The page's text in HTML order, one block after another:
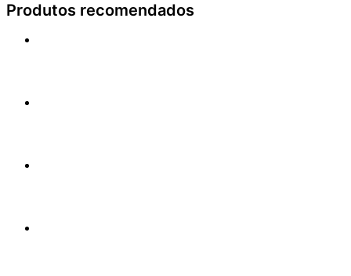
Produtos recomendados